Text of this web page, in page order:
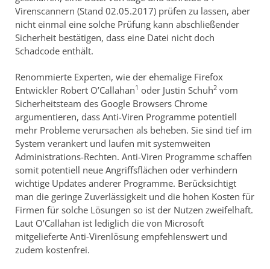
Virenscannern (Stand 02.05.2017) prüfen zu lassen, aber
nicht einmal eine solche Prüfung kann abschließender
Sicherheit bestätigen, dass eine Datei nicht doch
Schadcode enthält.
Renommierte Experten, wie der ehemalige Firefox
Entwickler Robert O’Callahan1 oder Justin Schuh2 vom
Sicherheitsteam des Google Browsers Chrome
argumentieren, dass Anti-Viren Programme potentiell
mehr Probleme verursachen als beheben. Sie sind tief im
System verankert und laufen mit systemweiten
Administrations-Rechten. Anti-Viren Programme schaffen
somit potentiell neue Angriffsflächen oder verhindern
wichtige Updates anderer Programme. Berücksichtigt
man die geringe Zuverlässigkeit und die hohen Kosten für
Firmen für solche Lösungen so ist der Nutzen zweifelhaft.
Laut O’Callahan ist lediglich die von Microsoft
mitgelieferte Anti-Virenlösung empfehlenswert und
zudem kostenfrei.